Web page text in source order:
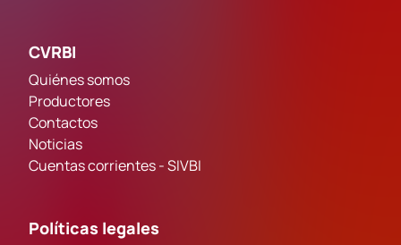
CVRBI
Quiénes somos
Productores
Contactos
Noticias
Cuentas corrientes - SIVBI
Políticas legales